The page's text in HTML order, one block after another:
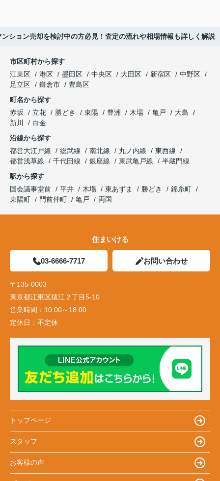
ション売却を検討中の方必見！査定の流れや相場情報も詳しく解説
市区町村から探す
江東区
港区 墨田区 中央区 大田区 新宿区
中野区
足立区
鎌倉市
豊島区
町名から探す
赤坂
立花 勝どき 東陽 豊洲 木場 亀戸
大島
新川
白金
沿線から探す
都営大江戸線
総武線 南北線 丸ノ内線
東西線
都営浅草線
千代田線 銀座線 東武亀戸線
半蔵門線
駅から探す
国会議事堂前
平井 木場 東あずま 勝どき
錦糸町
東陽町
門前仲町 亀戸 両国
住まいける
03-6666-7717 お問い合わせ
〒135-0003
東京都江東区猿江２丁目5-10
営業時間： 10:00～18:00
定休日： 不定休
トップページ
スタッフ
お客様の声